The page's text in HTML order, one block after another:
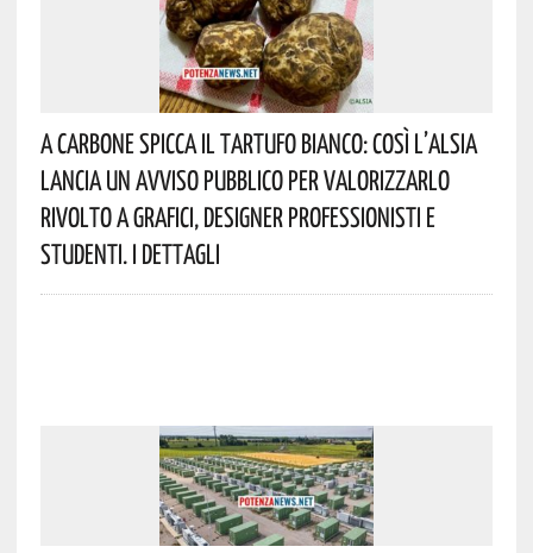
A Carbone Spicca Il Tartufo Bianco: Così L’Alsia
Lancia Un Avviso Pubblico Per Valorizzarlo
Rivolto A Grafici, Designer Professionisti E
Studenti. I Dettagli